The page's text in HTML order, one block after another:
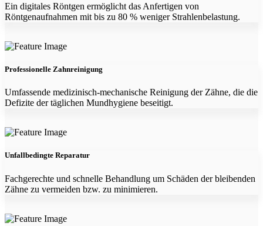
Ein digitales Röntgen ermöglicht das Anfertigen von
Röntgenaufnahmen mit bis zu 80 % weniger Strahlenbelastung.
Professionelle Zahnreinigung
Umfassende medizinisch-mechanische Reinigung der Zähne, die die
Defizite der täglichen Mundhygiene beseitigt.
Unfallbedingte Reparatur
Fachgerechte und schnelle Behandlung um Schäden der bleibenden
Zähne zu vermeiden bzw. zu minimieren.